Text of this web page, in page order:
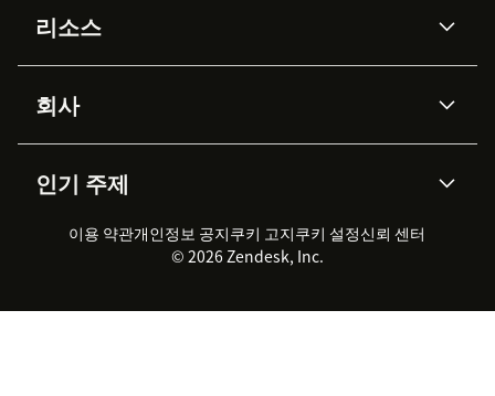
Zendesk AI
Advanced Data Privacy &
Protection
지식창고
워크포스 관리
실시간 채팅
클라이언트 포털
리소스
API & 개발자
AI 리서치
이벤트 & 웨비나
고객 사례
회사
채용 정보
지속 가능성 보고서
Zendesk Foundation
법적 정보
인기 주제
2026 CX 트렌드
제품 업데이트
고객 서비스 소프트웨어
헬프 데스크 통합 티켓 관리 소
이용 약관개인정보 공지쿠키 고지쿠키 설정신뢰 센터
© 2026 Zendesk, Inc.